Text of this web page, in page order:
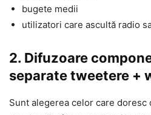
bugete medii
utilizatori care ascultă radio
2. Difuzoare
separate tweetere +
Sunt alegerea celor care doresc